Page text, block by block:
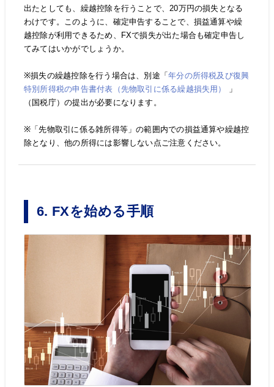
出たとしても、繰越控除を行うことで、20万円の損失となる
わけです。このように、確定申告することで、損益通算や繰
越控除が利用できるため、FXで損失が出た場合も確定申告し
てみてはいかがでしょうか。
※損失の繰越控除を行う場合は、別途「年分の所得税及び復興
特別所得税の申告書付表（先物取引に係る繰越損失用）
」
（国税庁）の提出が必要になります。
※「先物取引に係る雑所得等」の範囲内での損益通算や繰越控
除となり、他の所得には影響しない点ご注意ください。
6. FXを始める手順